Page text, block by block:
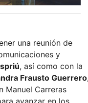
una reunión de
y
, así como con la
Frausto
Manuel Carreras
avanzar en los